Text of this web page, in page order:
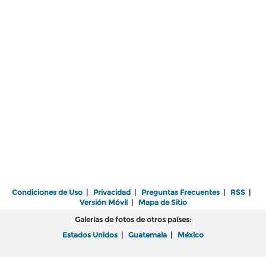
Condiciones de Uso | Privacidad | Preguntas Frecuentes | RSS |
Versión Móvil| Mapa de Sitio
Galerías de fotos de otros países:
Estados Unidos | Guatemala | México